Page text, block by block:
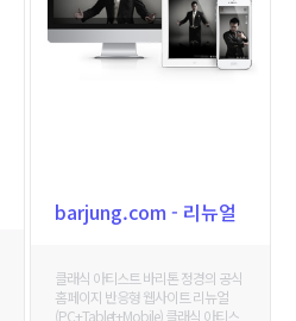
barjung.com - 리뉴얼
클래식 아티스트 바리톤 정경의 공식
홈페이지 반응형 웹사이트 리뉴얼
(PC+Tablet+Mobile) 클래식 아티스